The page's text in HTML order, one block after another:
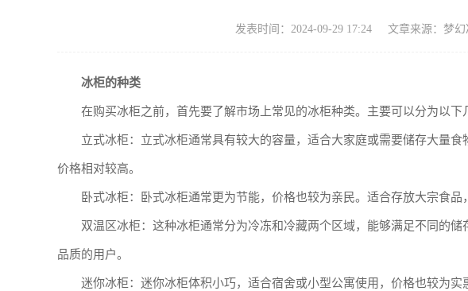
发表时间：2024-09-29 17:24 文章来源：梦幻
冰柜的种类
在购买冰柜之前，首先要了解市场上常见的冰柜种类。主要可以分为以下
立式冰柜：立式冰柜通常具有较大的容量，适合大家庭或需要储存大量
价格相对较高。
卧式冰柜：卧式冰柜通常更为节能，价格也较为亲民。适合存放大宗食品
双温区冰柜：这种冰柜通常分为冷冻和冷藏两个区域，能够满足不同的
品质的用户。
迷你冰柜：迷你冰柜体积小巧，适合宿舍或小型公寓使用，价格也较为实